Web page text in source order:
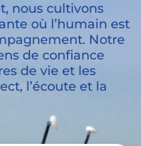
nous cultivons
où l’humain est
Notre
de confiance
de vie et les
l’écoute et la